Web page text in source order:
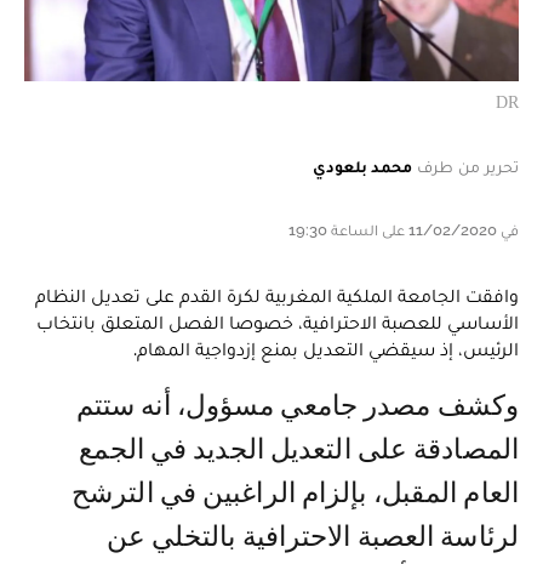
DR
تحرير من طرف محمد بلعودي
في 11/02/2020 على الساعة 19:30
وافقت الجامعة الملكية المغربية لكرة القدم على تعديل النظام
الأساسي للعصبة الاحترافية، خصوصا الفصل المتعلق بانتخاب
الرئيس، إذ سيقضي التعديل بمنع إزدواجية المهام.
وكشف مصدر جامعي مسؤول، أنه ستتم
المصادقة على التعديل الجديد في الجمع
العام المقبل، بإلزام الراغبين في الترشح
لرئاسة العصبة الاحترافية بالتخلي عن